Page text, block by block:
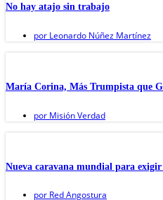
No hay atajo sin trabajo
por Leonardo Núñez Martínez
María Corina, Más Trumpista que
por Misión Verdad
Nueva caravana mundial para
por Red Angostura